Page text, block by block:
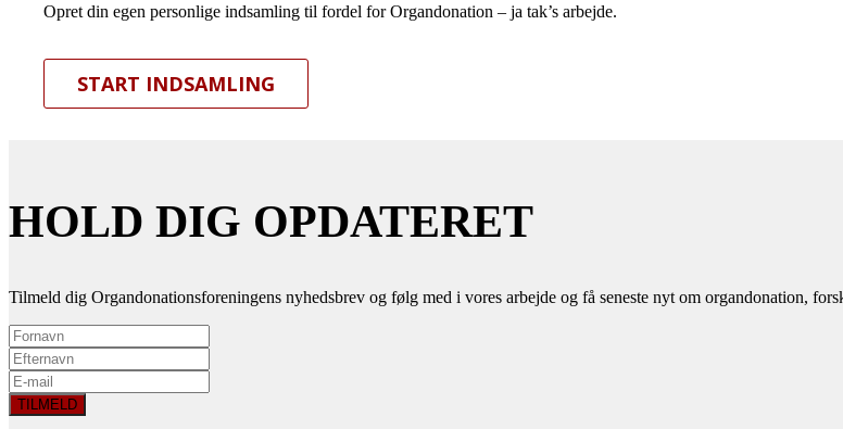
Opret din egen personlige indsamling til fordel for Organdonation – ja tak’s arbejde.
START INDSAMLING
HOLD DIG OPDATERET
Tilmeld dig Organdonationsforeningens nyhedsbrev og følg med i vores arbejde og få seneste nyt om organdonation,